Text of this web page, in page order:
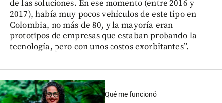
de las soluciones. En ese momento (entre 2016 y
2017), había muy pocos vehículos de este tipo en
Colombia, no más de 80, y la mayoría eran
prototipos de empresas que estaban probando la
tecnología, pero con unos costos exorbitantes”.
Qué me funcionó